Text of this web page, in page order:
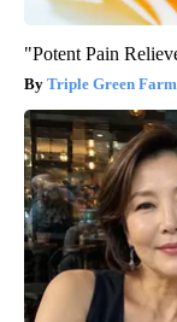
"Potent Pain
Triple Green